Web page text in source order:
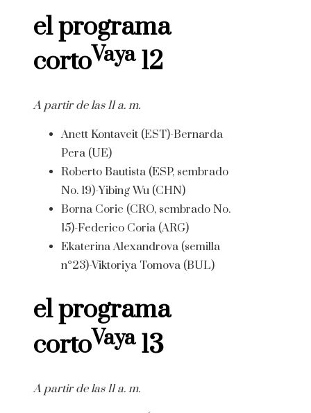
el programa
cortoVaya12
A partir de las 11 a. m.
Anett Kontaveit (EST)-Bernarda
Pera (UE)
Roberto Bautista (ESP, sembrado
No. 19)-Yibing Wu (CHN)
Borna Coric (CRO, sembrado No.
15)-Federico Coria (ARG)
Ekaterina Alexandrova (semilla
n°23)-Viktoriya Tomova (BUL)
el programa
cortoVaya13
A partir de las 11 a. m.